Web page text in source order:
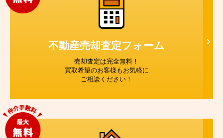
不動産売却査定フォーム
売却査定は完全無料！
買取希望のお客様もお気軽に
ご相談ください！